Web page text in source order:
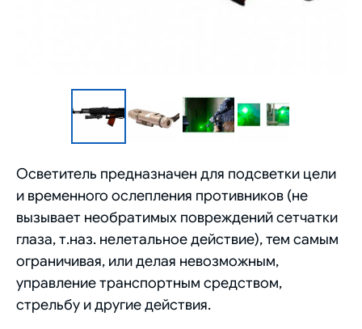
Осветитель предназначен для подсветки цели
и временного ослепления противников (не
вызывает необратимых повреждений сетчатки
глаза, т.наз. нелетальное действие), тем самым
ограничивая, или делая невозможным,
управление транспортным средством,
стрельбу и другие действия.